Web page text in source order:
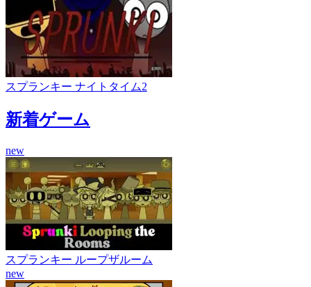
スプランキー ナイトタイム2
新着ゲーム
new
スプランキー ループザルーム
new